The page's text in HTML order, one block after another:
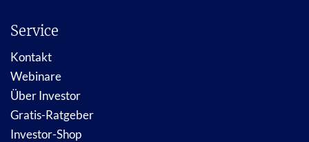
Service
Kontakt
Webinare
Über Investor
Gratis-Ratgeber
Investor-Shop